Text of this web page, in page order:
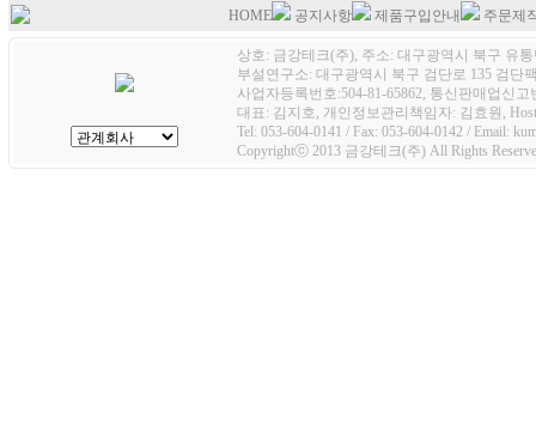
HOME 공지사항 제품구입안내 주문제
상호: 금강테크(주), 주소: 대구광역시 북구 유
부설연구소: 대구광역시 북구 검단로 135 검단
사업자등록번호:504-81-65862, 통신판매업신고
대표: 김지호, 개인정보관리책임자: 김효원,
Tel: 053-604-0141 / Fax: 053-604-0142 / Email:
Copyrightⓒ 2013 금강테크(주) All Rights